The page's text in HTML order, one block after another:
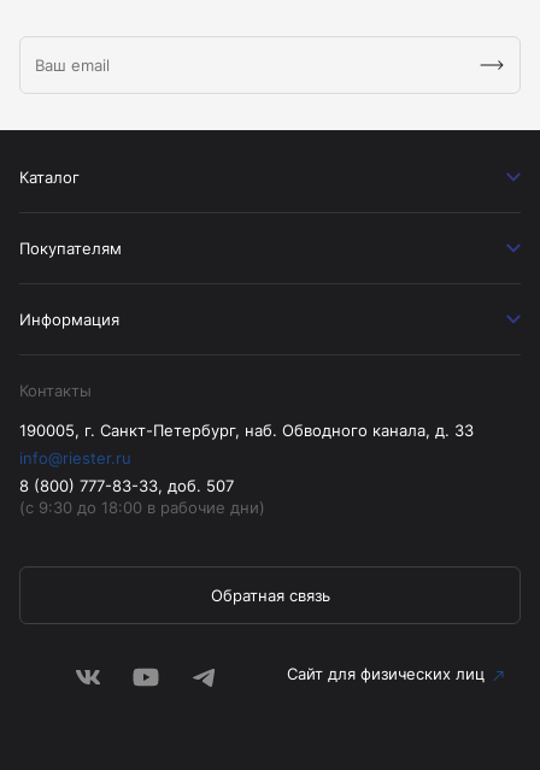
Каталог
Покупателям
Информация
Контакты
190005, г. Санкт-Петербург, наб. Обводного канала, д. 33
info@riester.ru
8 (800) 777-83-33, доб. 507
(с 9:30 до 18:00 в рабочие дни)
Обратная связь
Сайт для физических лиц